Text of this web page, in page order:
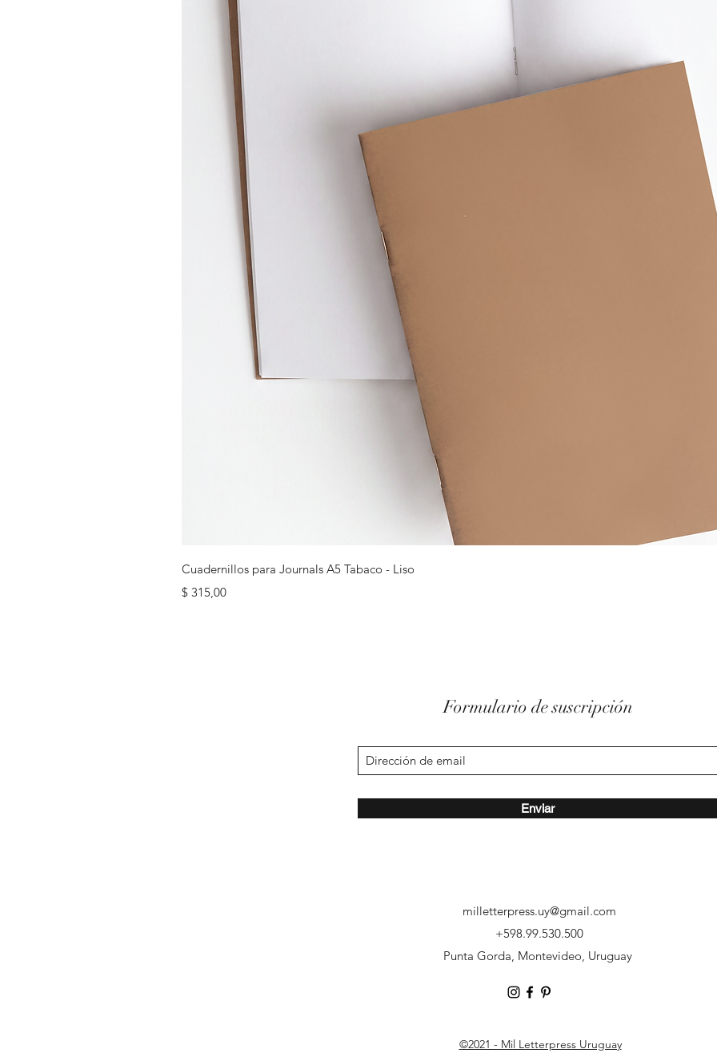
Cuadernillos para Journals A5 Tabaco - Liso
Precio
$ 315,00
Formulario de suscripción
Enviar
milletterpress.uy@gmail.com
‭+598.99.530.500
Punta Gorda, Montevideo, Uruguay
©2021 - Mil Letterpress Uruguay